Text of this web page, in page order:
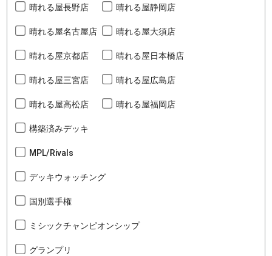
晴れる屋長野店 晴れる屋静岡店
晴れる屋名古屋店 晴れる屋大須店
晴れる屋京都店 晴れる屋日本橋店
晴れる屋三宮店 晴れる屋広島店
晴れる屋高松店 晴れる屋福岡店
構築済みデッキ
MPL/Rivals
デッキウォッチング
国別選手権
ミシックチャンピオンシップ
グランプリ